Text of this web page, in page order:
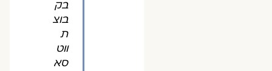
בק
בוצ
ת
ווט
סא